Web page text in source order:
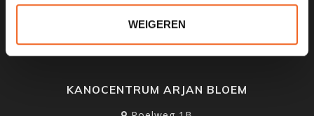
WEIGEREN
KANOCENTRUM ARJAN BLOEM